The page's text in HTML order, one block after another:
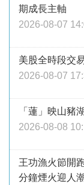
期成長主軸
2026-08-07
美股全時段交
2026-08-07
「蓮」映山
2026-08-08
王功漁火節開
分鐘煙火迎人潮